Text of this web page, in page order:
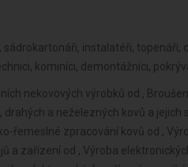
instalatéři, topenáři,
kominíci, demontážníci,
, Výroba drážních hnacích vozidel a drážních vozidel na dráze tramvajové, trolejbusové a lanové a železničního parku od , Přípravné a dokončovací stavební práce, specializované stavební činnosti od , Výroba jízdních kol, vozíků pro invalidy a jiných nemotorových dopravních prostředků od , Sklenářské práce, rámování a paspartování od , Výroba a opravy čalounických výrobků od , Zprostředkování obchodu a služeb od , Výroba, opravy a údržba sportovních potřeb, her, hraček a dětských kočárků od , Velkoobchod a maloobchod od , Výroba zdravotnických prostředků od , Zastavárenská činnost a maloobchod s použitým zbožím od , Potrubní a pozemní doprava (vyjma železniční a silniční motorové dopravy) od , Výroba a opravy zdrojů ionizujícího záření od , Údržba motorových vozidel a jejich příslušenství od , Skladování, balení zboží, manipulace s nákladem a technické činnosti v dopravě od , Zasilatelství a zastupování v celním řízení od , Poskytování software, poradenství v oblasti informačních technologií, zpracování dat, hostingové a související činnosti a webové portály od , Činnost informačních a zpravodajských kanceláří od , Poradenská a konzultační činnost, zpracování odborných studií a posudků od ,